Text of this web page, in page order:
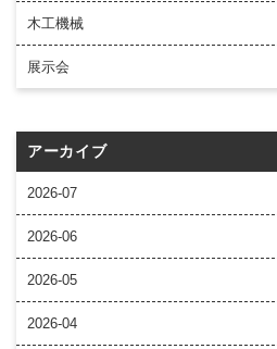
木工機械
展示会
アーカイブ
2026-07
2026-06
2026-05
2026-04